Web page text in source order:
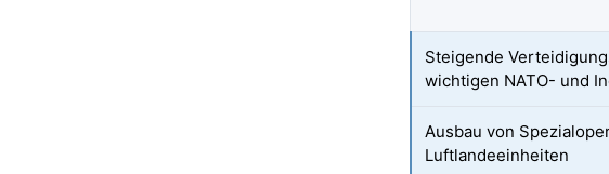
Steigende
wichtigen NATO- und
Ausbau von
Luftlandeeinheiten